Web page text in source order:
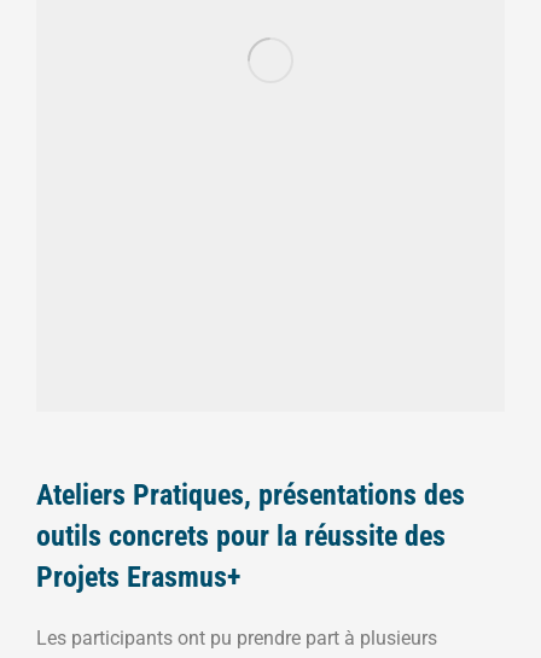
Ateliers Pratiques, présentations des
outils concrets pour la réussite des
Projets Erasmus+
Les participants ont pu prendre part à plusieurs